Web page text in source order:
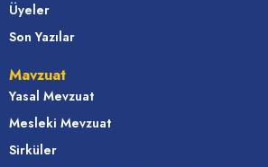
Üyeler
Son Yazılar
Mavzuat
Yasal Mevzuat
Mesleki Mevzuat
Sirküler